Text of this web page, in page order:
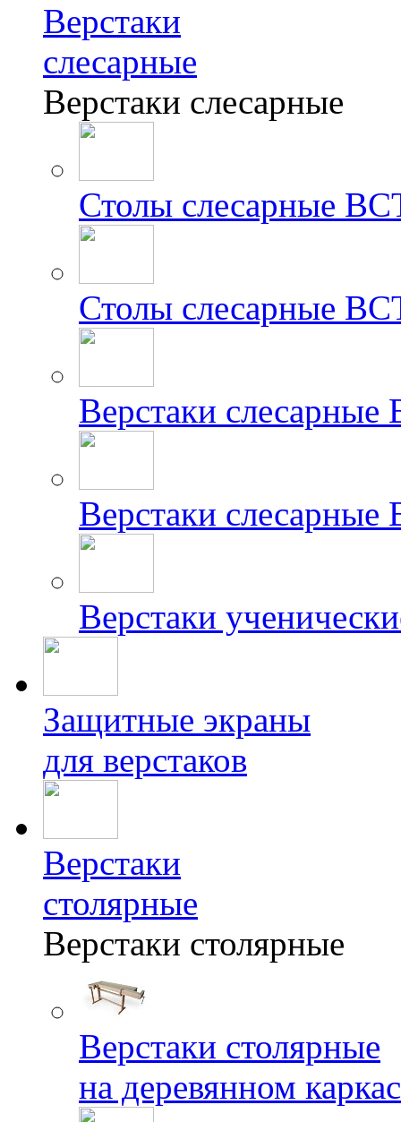
Верстаки
слесарные
Верстаки слесарные
Столы слесарные
Столы слесарные
Верстаки
Верстаки
Верстаки
Защитные экраны
для верстаков
Верстаки
столярные
Верстаки столярные
Верстаки столярные
на деревянном